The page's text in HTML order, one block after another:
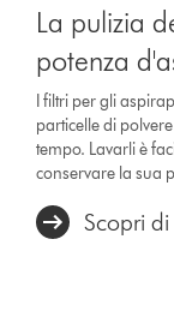
La pulizia
potenza
I filtri per gli
particelle di
tempo. Lavarli è
conservare la sua
Scopri